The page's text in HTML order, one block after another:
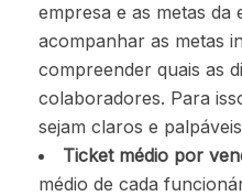
empresa e as metas da
acompanhar as metas
compreender quais as
colaboradores. Para
sejam claros e
Ticket médio por
médio de cada